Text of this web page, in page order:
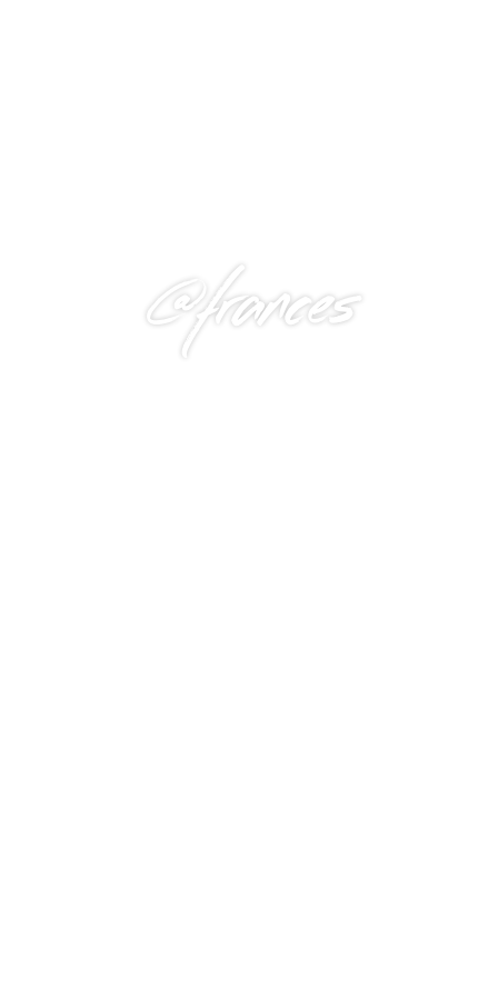
@frances